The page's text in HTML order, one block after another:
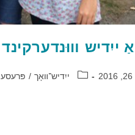
ייִדיש װוּנדערקינד
ייִדיש־װאָך / פּרעסע